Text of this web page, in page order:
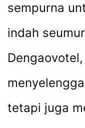
sempurna
indah
tetapi juga